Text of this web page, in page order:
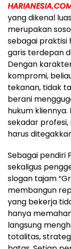
yang dikenal
merupakan
sebagai praktisi
garis terdepan
Dengan
kompromi,
tekanan, tidak
berani
hukum kliennya.
sekadar
harus
Sebagai pendiri
sekaligus
slogan tajam
membangun
yang bekerja
hanya
langsung
totalitas,